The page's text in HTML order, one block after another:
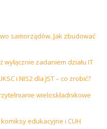
samorządów. Jak zbudować
zadaniem działu IT
i NIS2 dla JST – co zrobić?
wieloskładnikowe
edukacyjne i CUH